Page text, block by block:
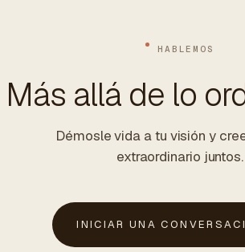
HABLEMOS
Más allá de lo
Démosle vida a tu visión y
extraordinario juntos.
INICIAR UNA